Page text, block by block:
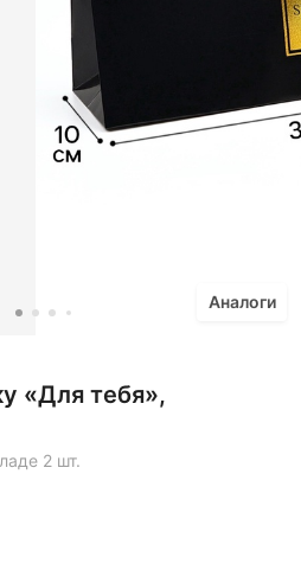
Аналоги
«Для тебя»,
2 шт.